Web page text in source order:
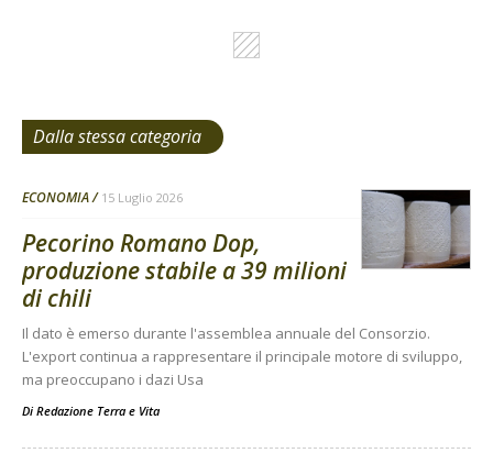
Dalla stessa categoria
ECONOMIA 15 Luglio 2026
Pecorino Romano Dop,
produzione stabile a 39 milioni
di chili
Il dato è emerso durante l'assemblea annuale del Consorzio.
L'export continua a rappresentare il principale motore di sviluppo,
ma preoccupano i dazi Usa
Di Redazione Terra e Vita